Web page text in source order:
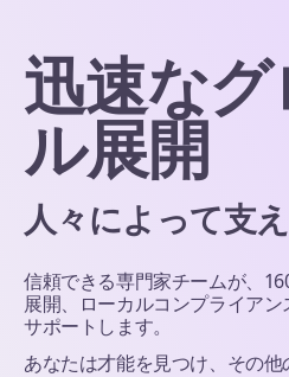
迅速な
ル展開
人々によって支
信頼できる専門家チームが、
展開、ローカルコンプライア
サポートします。
あなたは才能を見つけ、その